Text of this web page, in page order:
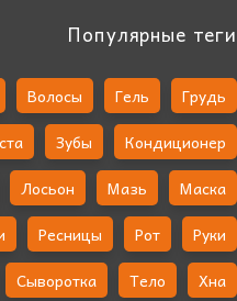
Популярные теги
Волосы Гель
Грудь
Зубы
Кондиционер
Лосьон Мазь
Маска
Ресницы Рот
Руки
Сыворотка Тело
Хна